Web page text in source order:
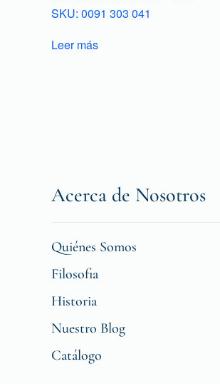
SKU: 0091 303 041
Leer más
Acerca de Nosotros
Quiénes Somos
Filosofia
Historia
Nuestro Blog
Catálogo